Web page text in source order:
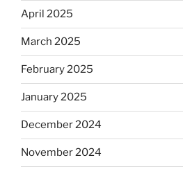
April 2025
March 2025
February 2025
January 2025
December 2024
November 2024